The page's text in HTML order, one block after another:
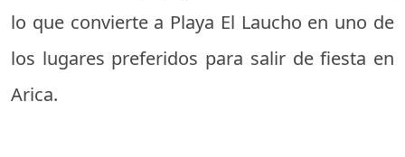
lo que convierte a Playa El Laucho en uno de
los lugares preferidos para salir de fiesta en
Arica.